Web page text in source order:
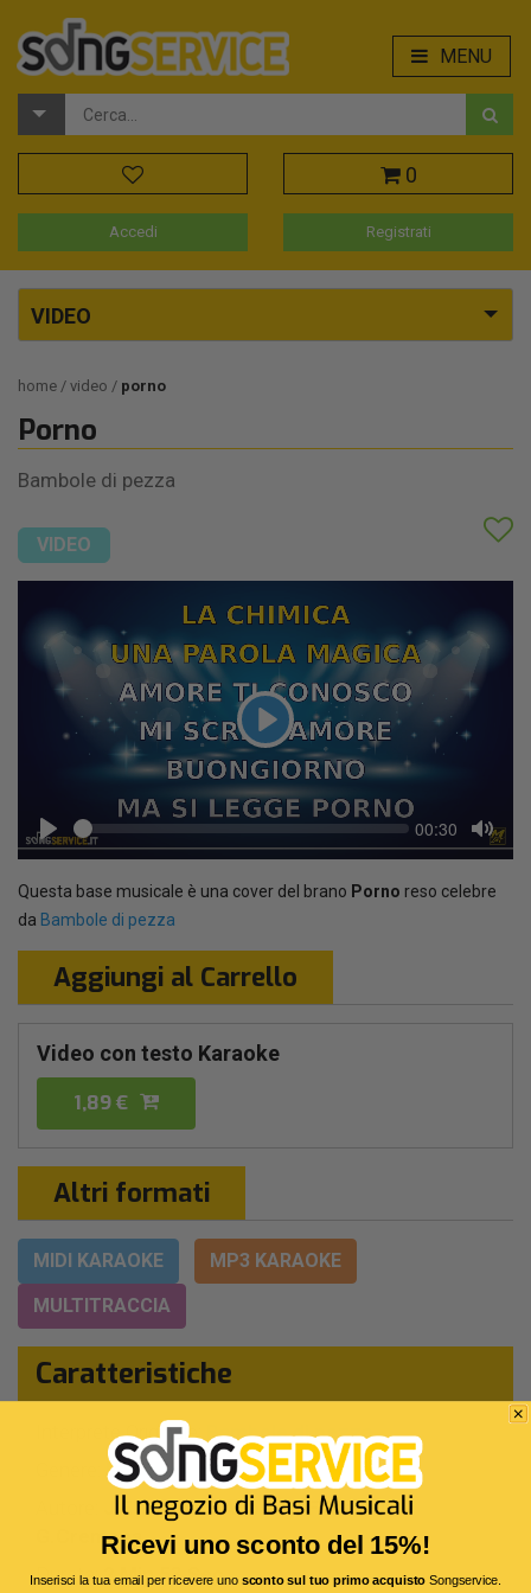
MENU
0
Accedi Registrati
VIDEO
home video porno
Porno
Bambole di pezza
VIDEO
Play
Play
Seek Current
time
00:30
Mute
Questa base musicale è una cover del brano Porno reso celebre
da Bambole di pezza
Aggiungi al Carrello
Video con testo Karaoke
1,89 €
Altri formati
MIDI KARAOKE
MP3 KARAOKE
MULTITRACCIA
Caratteristiche
Interprete Originale:
Bambole di pezza
Pop/rock Italiano
J.Ettorre - F.Abbate - F.Mercuri -
G.Cremona
Durata: 2 Min 53 Sec
Ricevi uno sconto del 15%!
Inserisci la tua email per ricevere uno sconto sul tuo primo acquistoSongservice.